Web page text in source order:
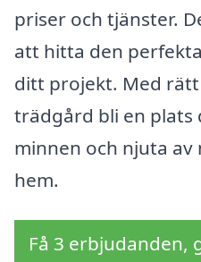
priser och tjänster.
att hitta den
ditt projekt. Med
trädgård bli en plats
minnen och njuta
hem.
Få 3 erbjudanden,